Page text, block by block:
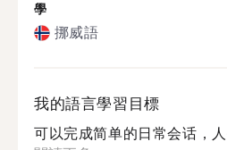
學
挪威語
我的語言學習目標
可以完成简单的日常会话，